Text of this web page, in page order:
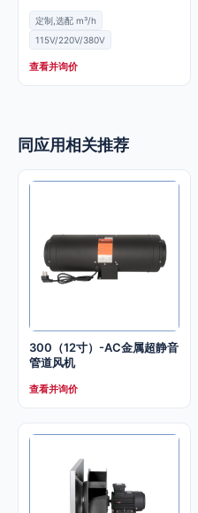
定制,选配 m³/h
115V/220V/380V
查看并询价
同应用相关推荐
300（12寸）-AC金属超静音
管道风机
查看并询价